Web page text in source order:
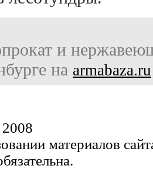
и
на armabaza.ru
материалов